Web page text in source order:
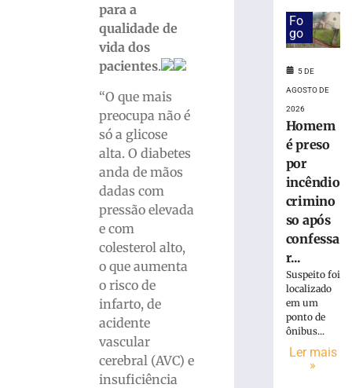
para a
qualidade de
vida dos
pacientes.
“O que mais
preocupa não é
só a glicose
alta. O diabetes
anda de mãos
dadas com
pressão elevada
e com
colesterol alto,
o que aumenta
o risco de
infarto, de
acidente
vascular
cerebral (AVC) e
insuficiência
testículo
atraso
diagnóstico
médico
Casos
sarampo
sobem
Fo
go
5 DE
AGOSTO DE
2026
Homem
é preso
por
incêndio
crimino
so após
confessa
r...
Suspeito foi
localizado
em um
ponto de
ônibus...
Ler mais
»